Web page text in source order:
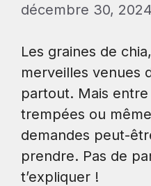
décembre 30, 2024
Les graines de
merveilles venues
partout. Mais
trempées ou
demandes peut-
prendre. Pas de
t’expliquer !